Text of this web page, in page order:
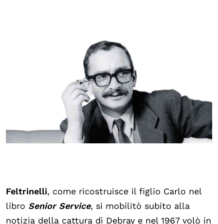
Feltrinelli, come ricostruisce il figlio Carlo nel
libro Senior Service, si mobilitò subito alla
notizia della cattura di Debray e nel 1967 volò in